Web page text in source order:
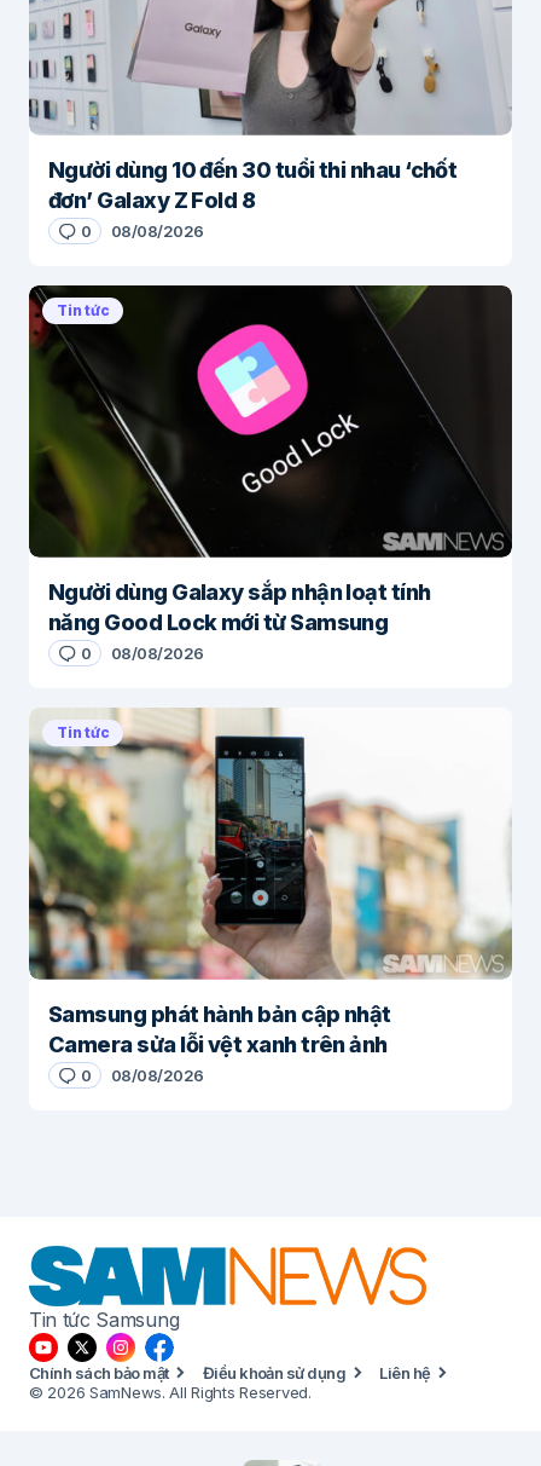
Người dùng 10 đến 30 tuổi thi nhau ‘chốt
đơn’ Galaxy Z Fold 8
0 08/08/2026
Tin tức
Người dùng Galaxy sắp nhận loạt tính
năng Good Lock mới từ Samsung
0 08/08/2026
Tin tức
Samsung phát hành bản cập nhật
Camera sửa lỗi vệt xanh trên ảnh
0 08/08/2026
Tin tức Samsung
Chính sách bảo mật Điều khoản sử dụng
Liên hệ
© 2026 SamNews. All Rights Reserved.